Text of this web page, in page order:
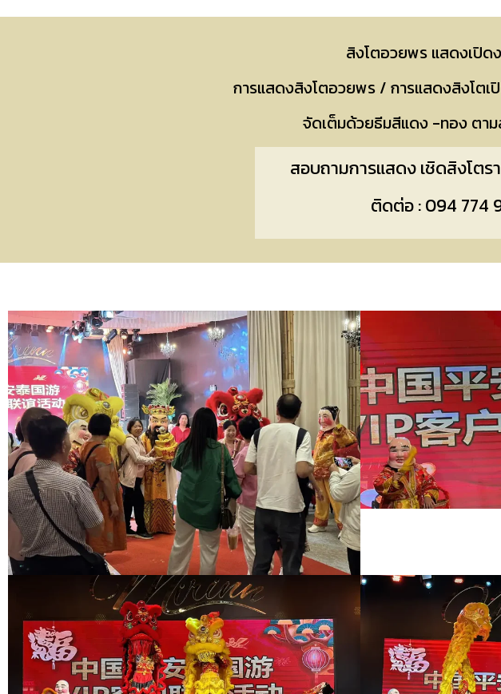
สิงโตอวยพร แสดงเปิด
การแสดงสิงโตอวยพร / การแสดงสิงโต
จัดเต็มด้วยธีมสีแดง -ทอง ตาม
สอบถามการแสดง เชิดสิงโตร
ติดต่อ : 094 774